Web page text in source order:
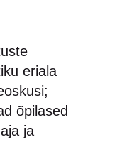
eriala
õpilased
ja